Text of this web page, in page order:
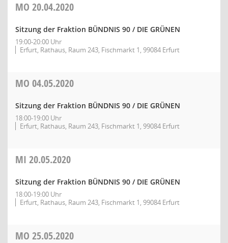
MO 20.04.2020
Sitzung der Fraktion BÜNDNIS 90 / DIE GRÜNEN
19:00-20:00 Uhr
Erfurt, Rathaus, Raum 243, Fischmarkt 1, 99084 Erfurt
MO 04.05.2020
Sitzung der Fraktion BÜNDNIS 90 / DIE GRÜNEN
18:00-19:00 Uhr
Erfurt, Rathaus, Raum 243, Fischmarkt 1, 99084 Erfurt
MI 20.05.2020
Sitzung der Fraktion BÜNDNIS 90 / DIE GRÜNEN
18:00-19:00 Uhr
Erfurt, Rathaus, Raum 243, Fischmarkt 1, 99084 Erfurt
MO 25.05.2020